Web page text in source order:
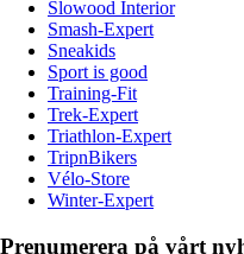
Slowood Interior
Smash-Expert
Sneakids
Sport is good
Training-Fit
Trek-Expert
Triathlon-Expert
TripnBikers
Vélo-Store
Winter-Expert
Prenumerera på vårt